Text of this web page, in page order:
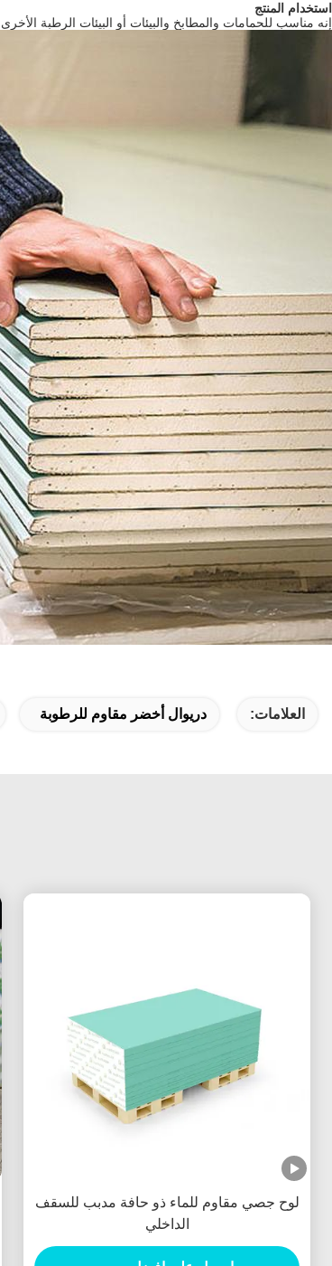
استخدام المنتج
إنه مناسب للحمامات والمطابخ والبيئات أو البيئات الرطبة
العلامات: دريوال أخضر مقاوم للرطوبة
لوح جصي مقاوم للماء ذو ​​حافة مدبب للسقف
الداخلي